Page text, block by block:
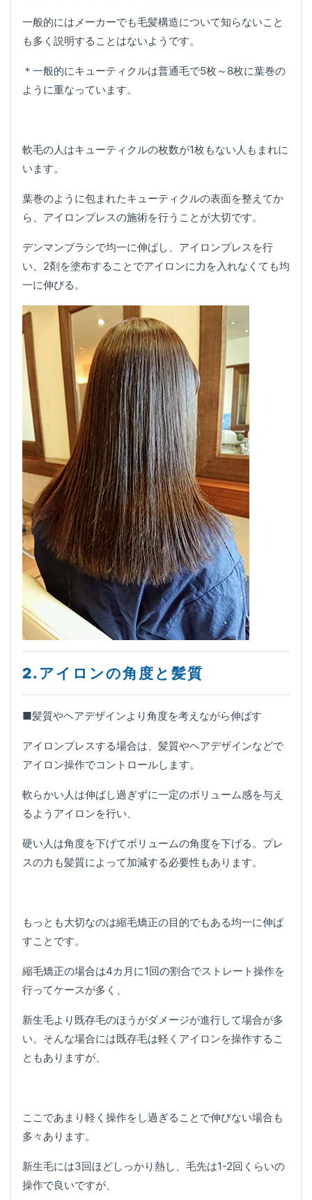
一般的にはメーカーでも毛髪構造について知らないこと
も多く説明することはないようです。
＊一般的にキューティクルは普通毛で5枚～8枚に葉巻の
ように重なっています。
軟毛の人はキューティクルの枚数が1枚もない人もまれに
います。
葉巻のように包まれたキューティクルの表面を整えてか
ら、アイロンプレスの施術を行うことが大切です。
デンマンブラシで均一に伸ばし、アイロンプレスを行
い、2剤を塗布することでアイロンに力を入れなくても均
一に伸びる。
2.アイロンの角度と髪質
■髪質やヘアデザインより角度を考えながら伸ばす
アイロンプレスする場合は、髪質やヘアデザインなどで
アイロン操作でコントロールします。
軟らかい人は伸ばし過ぎずに一定のボリューム感を与え
るようアイロンを行い、
硬い人は角度を下げてボリュームの角度を下げる。プレ
スの力も髪質によって加減する必要性もあります。
もっとも大切なのは縮毛矯正の目的でもある均一に伸ば
すことです。
縮毛矯正の場合は4カ月に1回の割合でストレート操作を
行ってケースが多く、
新生毛より既存毛のほうがダメージが進行して場合が多
い。そんな場合には既存毛は軽くアイロンを操作するこ
ともありますが、
ここであまり軽く操作をし過ぎることで伸びない場合も
多々あります。
新生毛には3回ほどしっかり熱し、毛先は1-2回くらいの
操作で良いですが、